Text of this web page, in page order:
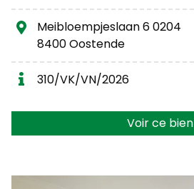
Meibloempjeslaan 6 0204
8400 Oostende
310/VK/VN/2026
Voir ce bien